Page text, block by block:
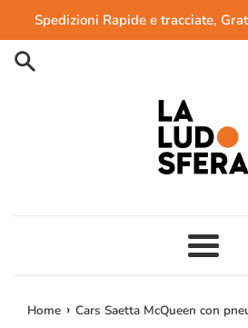
direttamente
contenuti
Spedizioni Rapide e tracciate,
Menu
Home › Cars Saetta McQueen con